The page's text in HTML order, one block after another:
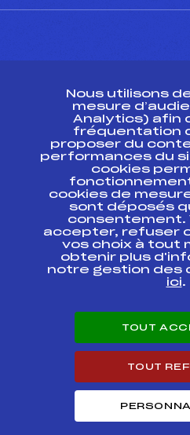
ESPACE PRESSE
Ressources
Pass’Neige
Projet sportif fédéral
Projet de
Antidopage
Pôle Développement,
Scientifique
Listes ministérielles
Pôle vie de l’athlète
Carrières
Nous utilisons
mesure
Analytics) afin
fréquentation
proposer du
performances du
cookies
cookies de
sont déposés
consentement.
accepter, refuser
vos choix à tout
obtenir plus
notre gestion des
ici.
TOUT
TOUT